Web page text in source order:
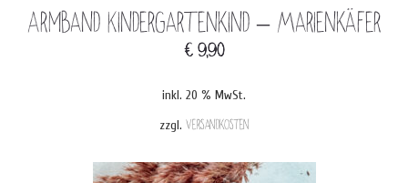
Armband Kindergartenkind – Marienkäfer
€ 9,90
inkl. 20 % MwSt.
zzgl. Versandkosten